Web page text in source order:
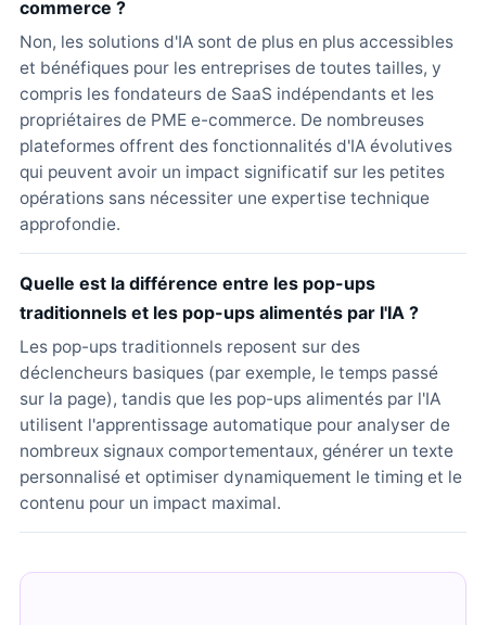
commerce ?
Non, les solutions d'IA sont de plus en plus accessibles
et bénéfiques pour les entreprises de toutes tailles, y
compris les fondateurs de SaaS indépendants et les
propriétaires de PME e-commerce. De nombreuses
plateformes offrent des fonctionnalités d'IA évolutives
qui peuvent avoir un impact significatif sur les petites
opérations sans nécessiter une expertise technique
approfondie.
Quelle est la différence entre les pop-ups
traditionnels et les pop-ups alimentés par l'IA ?
Les pop-ups traditionnels reposent sur des
déclencheurs basiques (par exemple, le temps passé
sur la page), tandis que les pop-ups alimentés par l'IA
utilisent l'apprentissage automatique pour analyser de
nombreux signaux comportementaux, générer un texte
personnalisé et optimiser dynamiquement le timing et le
contenu pour un impact maximal.